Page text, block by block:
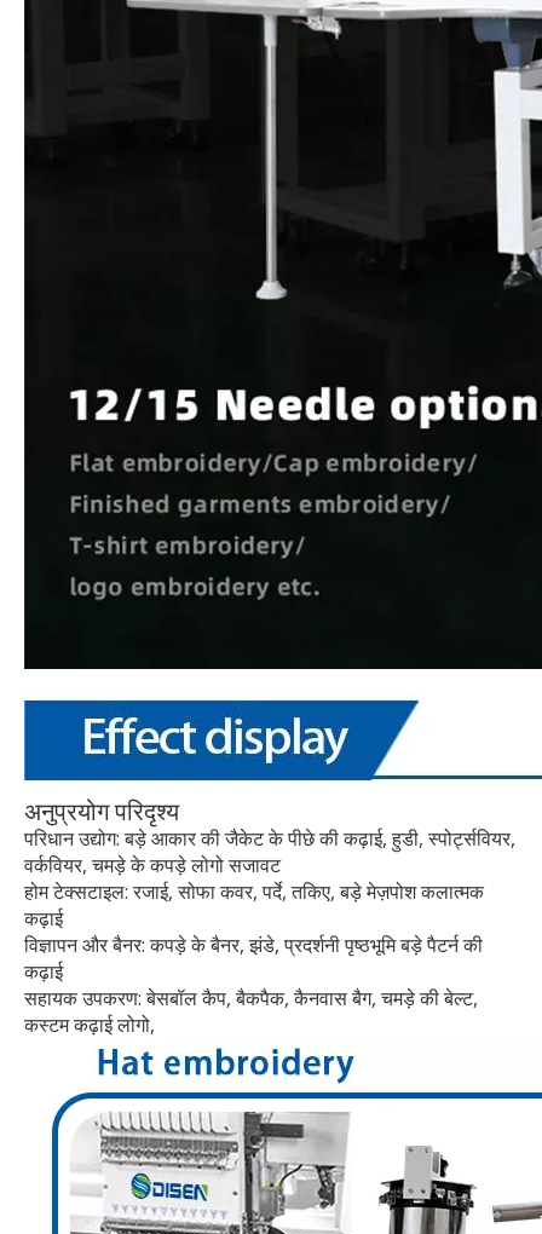
अनुप्रयोग परिदृश्य
परिधान उद्योग: बड़े आकार की जैकेट के पीछे की कढ़ाई, हुडी, स्पोर्ट्सवियर,
वर्कवियर, चमड़े के कपड़े लोगो सजावट
होम टेक्सटाइल: रजाई, सोफा कवर, पर्दे, तकिए, बड़े मेज़पोश कलात्मक
कढ़ाई
विज्ञापन और बैनर: कपड़े के बैनर, झंडे, प्रदर्शनी पृष्ठभूमि बड़े पैटर्न की
कढ़ाई
सहायक उपकरण: बेसबॉल कैप, बैकपैक, कैनवास बैग, चमड़े की बेल्ट,
कस्टम कढ़ाई लोगो,